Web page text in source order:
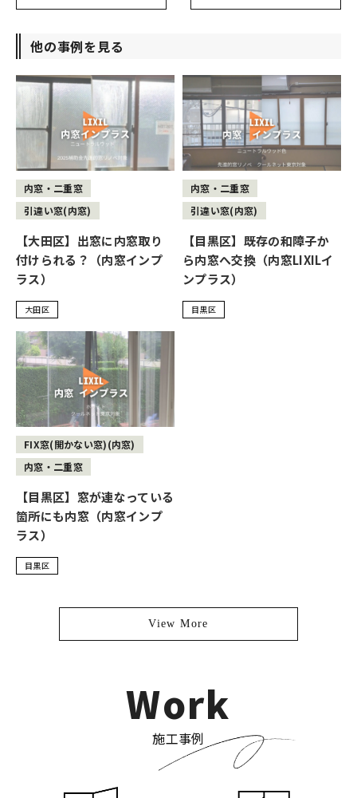
他の事例を見る
内窓・二重窓
引違い窓(内窓)
【大田区】出窓に内窓取り
付けられる？（内窓インプ
ラス）
大田区
内窓・二重窓
引違い窓(内窓)
【目黒区】既存の和障子か
ら内窓へ交換（内窓LIXILイ
ンプラス）
目黒区
FIX窓(開かない窓)(内窓)
内窓・二重窓
【目黒区】窓が連なっている
箇所にも内窓（内窓インプ
ラス）
目黒区
View More
Work
施工事例